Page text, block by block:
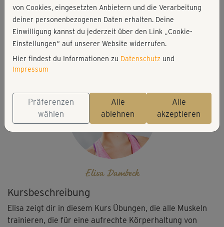
Kursbeschreibung
Elisa zeigt dir in diesem Kurs Übungen, die alle Muskeln
trainieren, die für eine aufrechte Körperhaltung von
46 Min
203 kcal
Elisa Dambeck
Matte
Elisa Dambeck
von Cookies, eingesetzten Anbietern und die Verarbeitung
deiner personenbezogenen Daten erhalten. Deine
Einwilligung kannst du jederzeit über den Link „Cookie-
Einstellungen“ auf unserer Website widerrufen.
Hier findest du Informationen zu Datenschutz und
Impressum
Präferenzen
wählen
Alle
ablehnen
Alle
akzeptieren